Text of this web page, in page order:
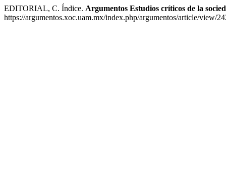
EDITORIAL, C. Índice. Argumentos Estudios críticos de la
https://argumentos.xoc.uam.mx/index.php/argumentos/article/view/